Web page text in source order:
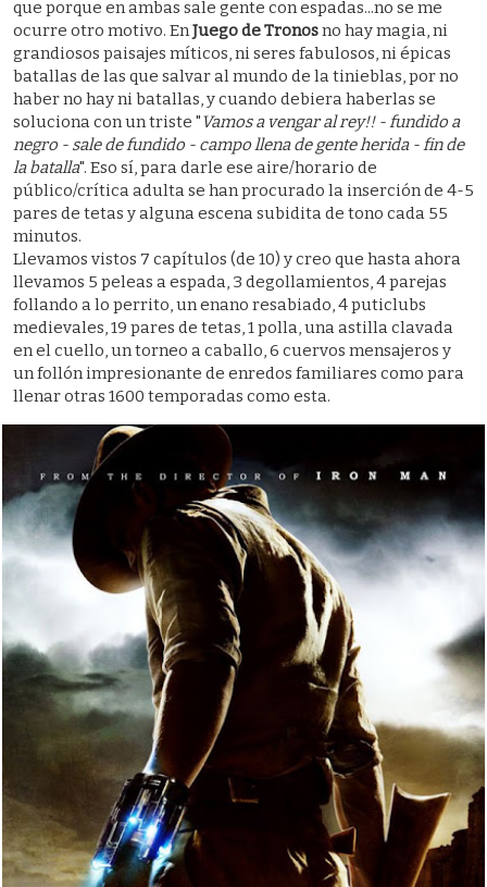
que porque en ambas sale gente con espadas...no se me
ocurre otro motivo. EnJuego de Tronosno hay magia, ni
grandiosos paisajes míticos, ni seres fabulosos, ni épicas
batallas de las que salvar al mundo de la tinieblas, por no
haber no hay ni batallas, y cuando debiera haberlas se
soluciona con un triste "Vamos a vengar al rey!! - fundido a
negro - sale de fundido - campo llena de gente herida - fin de
la batalla". Eso sí, para darle ese aire/horario de
público/crítica adulta se han procurado la inserción de 4-5
pares de tetas y alguna escena subidita de tono cada 55
minutos.
Llevamos vistos 7 capítulos (de 10) y creo que hasta ahora
llevamos 5 peleas a espada, 3 degollamientos, 4 parejas
follando a lo perrito, un enano resabiado, 4 puticlubs
medievales, 19 pares de tetas, 1 polla, una astilla clavada
en el cuello, un torneo a caballo, 6 cuervos mensajeros y
un follón impresionante de enredos familiares como para
llenar otras 1600 temporadas como esta.